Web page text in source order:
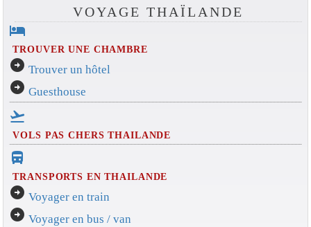
VOYAGE THAÏLANDE
hotel
TROUVER UNE CHAMBRE
arrow_circle_right Trouver un hôtel
arrow_circle_right Guesthouse
flight_takeoff
VOLS PAS CHERS THAILANDE
directions_bus_filled
TRANSPORTS EN THAILANDE
arrow_circle_right Voyager en train
arrow_circle_right Voyager en bus / van